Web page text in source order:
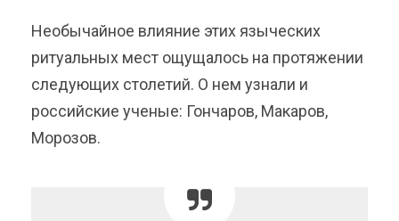
Необычайное влияние этих языческих
ритуальных мест ощущалось на протяжении
следующих столетий. О нем узнали и
российские ученые: Гончаров, Макаров,
Морозов.